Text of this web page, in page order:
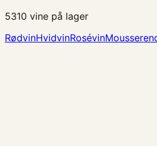
5310 vine på lager
RødvinHvidvinRosévin